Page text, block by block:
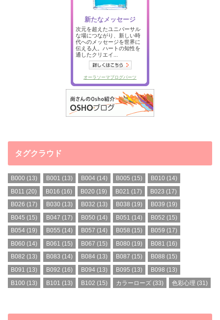
タグクラウド
B000 (13) B001 (13) B004(14) B005 (15) B010 (14)
B011 (20) B016 (16) B020 (19) B021 (17) B023 (17)
B026 (17) B030 (13) B032 (13) B038 (19) B039 (19)
B045 (15) B047 (17) B050 (14) B051 (14) B052 (15)
B054 (19) B055 (14) B057 (14) B058 (15) B059 (17)
B060 (14) B061 (15) B067 (15) B080 (19) B081 (16)
B082 (13) B083 (14) B084(13) B087 (15) B088 (15)
B091 (13) B092 (16) B094(13) B095 (13) B098 (13)
B100 (13) B101 (13) B102 (15) カラーローズ (33) 色彩心理 (31)